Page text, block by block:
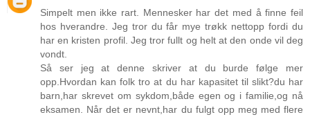
Simpelt men ikke rart. Mennesker har det med å finne feil
hos hverandre. Jeg tror du får mye trøkk nettopp fordi du
har en kristen profil. Jeg tror fullt og helt at den onde vil deg
vondt.
Så ser jeg at denne skriver at du burde følge mer
opp.Hvordan kan folk tro at du har kapasitet til slikt?du har
barn,har skrevet om sykdom,både egen og i familie,og nå
eksamen. Når det er nevnt,har du fulgt opp meg med flere